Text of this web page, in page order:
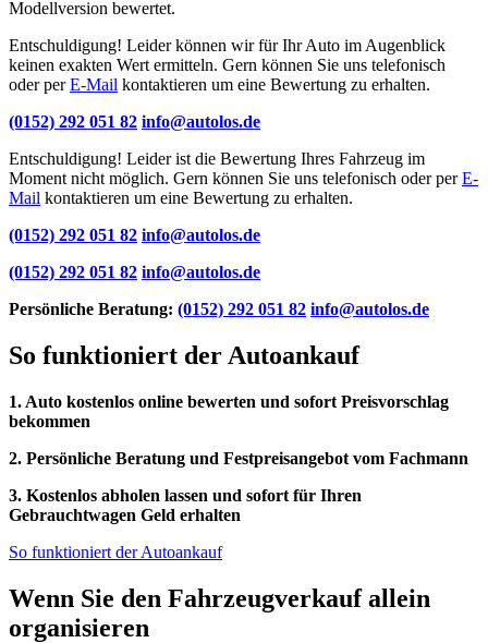
Modellversion bewertet.
Entschuldigung! Leider können wir für Ihr Auto im Augenblick
keinen exakten Wert ermitteln. Gern können Sie uns telefonisch
oder perE-Mail kontaktieren um eine Bewertung zu erhalten.
(0152) 292 051 82 info@autolos.de
Entschuldigung! Leider ist die Bewertung Ihres Fahrzeug im
Moment nicht möglich. Gern können Sie uns telefonisch oder perE-
Mail kontaktieren um eine Bewertung zu erhalten.
(0152) 292 051 82 info@autolos.de
(0152) 292 051 82 info@autolos.de
Persönliche Beratung: (0152) 292 051 82 info@autolos.de
So funktioniert der Autoankauf
1. Auto kostenlos online bewerten und sofort Preisvorschlag
bekommen
2. Persönliche Beratung und Festpreisangebot vom Fachmann
3. Kostenlos abholen lassen und sofort für Ihren
Gebrauchtwagen Geld erhalten
So funktioniert der Autoankauf
Wenn Sie den Fahrzeugverkauf allein
organisieren